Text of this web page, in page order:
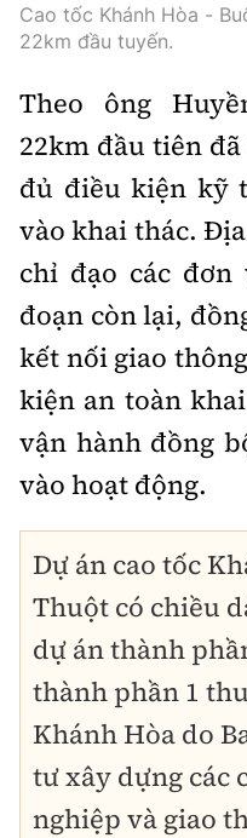
Cao tốc Khánh Hòa -
22km đầu tuyến.
Theo ông
22km đầu tiên
đủ điều kiện kỹ
vào khai thác.
chỉ đạo các
đoạn còn lại,
kết nối giao
kiện an toàn
vận hành đồng
vào hoạt động.
Dự án cao tốc
Thuột có chiều
dự án thành
thành phần 1
Khánh Hòa do
tư xây dựng các
nghiệp và giao